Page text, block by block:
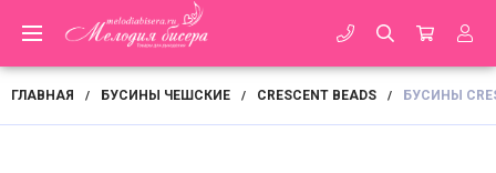
ГЛАВНАЯ / БУСИНЫ ЧЕШСКИЕ / CRESCENT BEADS / БУСИНЫ